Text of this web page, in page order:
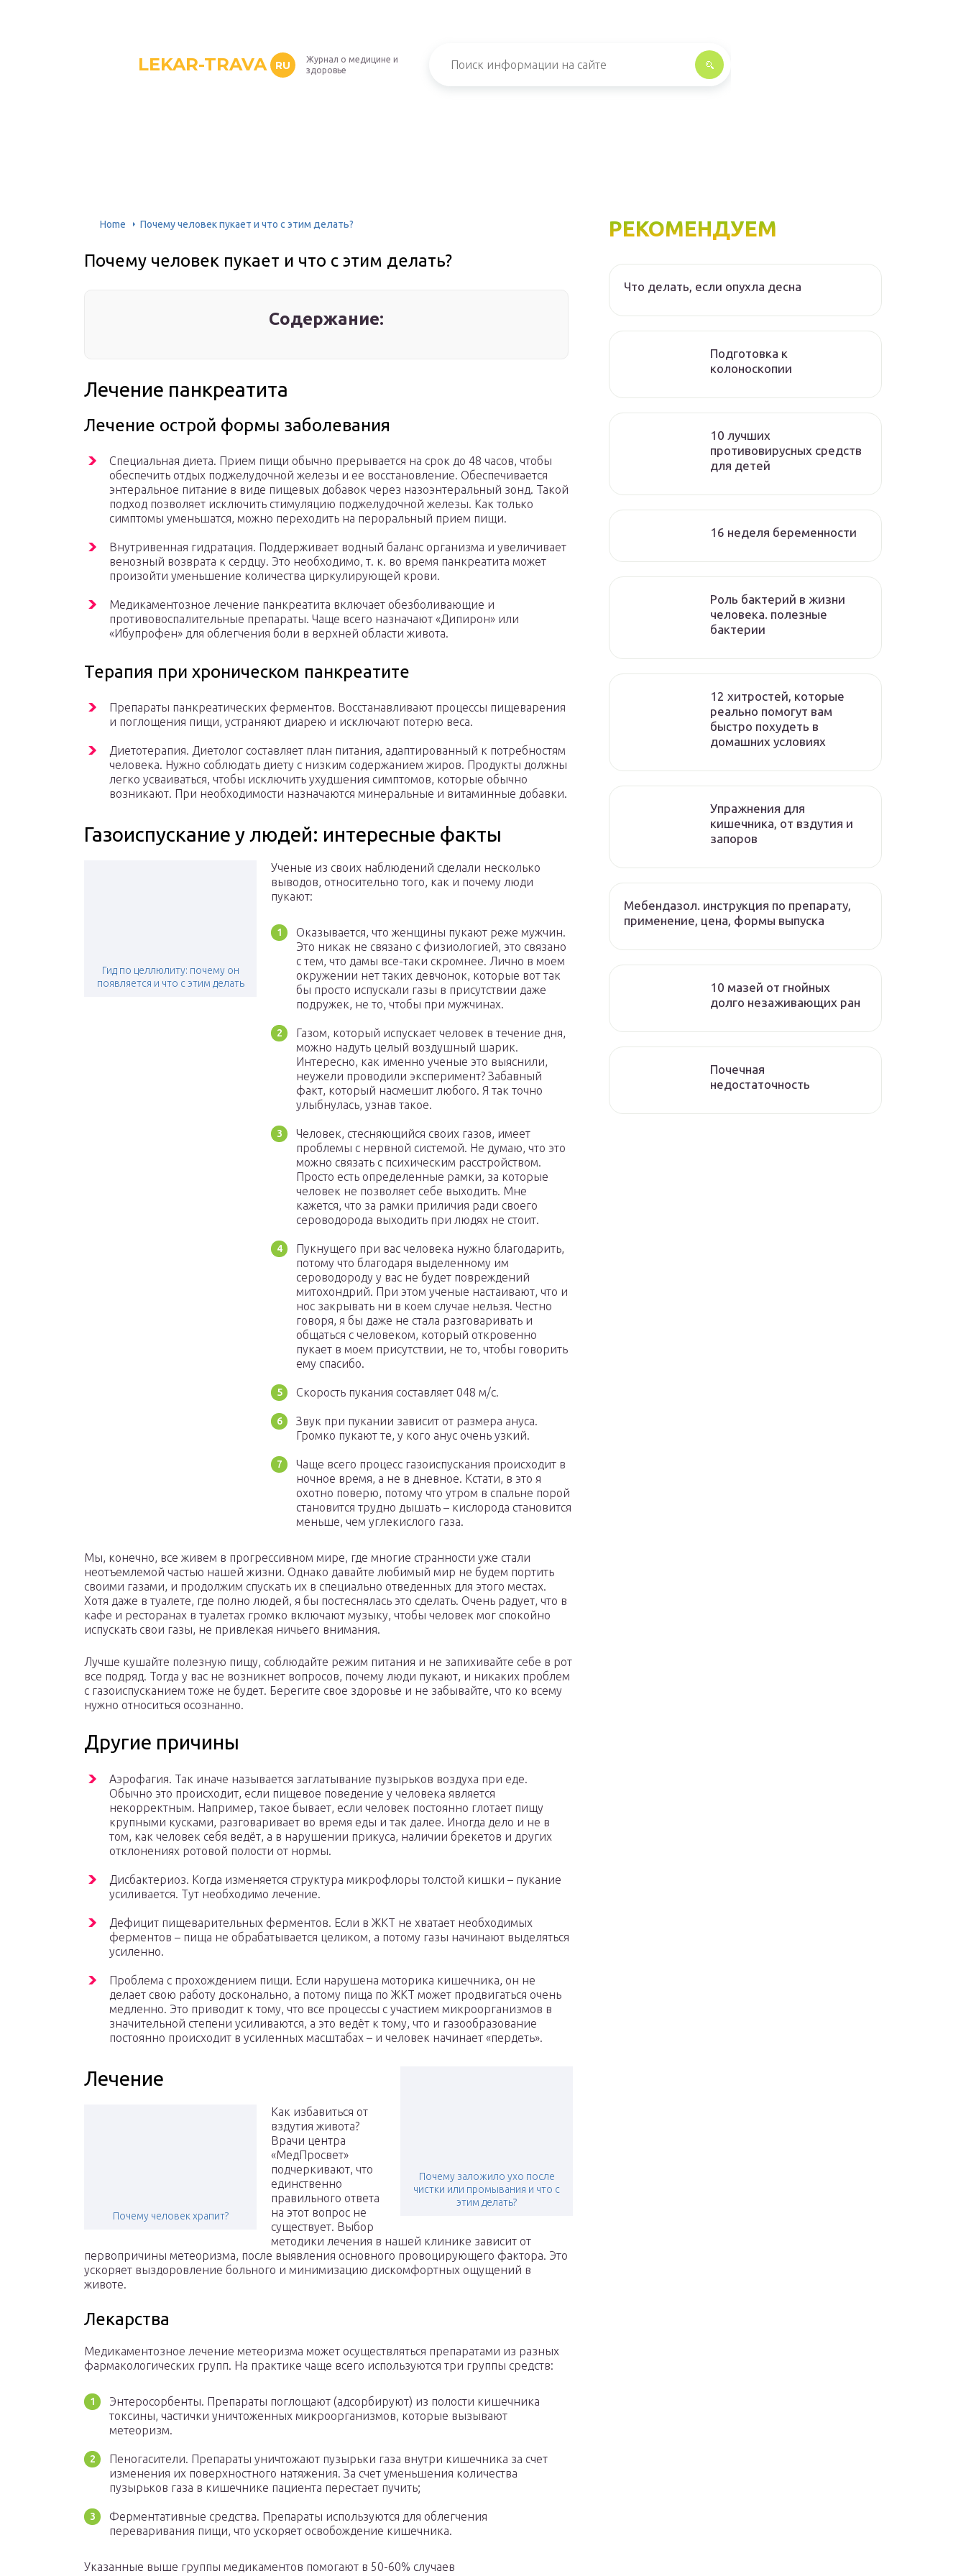
LEKAR-TRAVA RU
Журнал о медицине и
здоровье
Home Почему человек пукает и что с этим делать?
Почему человек пукает и что с этим делать?
Содержание:
Лечение панкреатита
Лечение острой формы заболевания
Специальная диета. Прием пищи обычно прерывается на срок до 48 часов, чтобы
обеспечить отдых поджелудочной железы и ее восстановление. Обеспечивается
энтеральное питание в виде пищевых добавок через назоэнтеральный зонд. Такой
подход позволяет исключить стимуляцию поджелудочной железы. Как только
симптомы уменьшатся, можно переходить на пероральный прием пищи.
Внутривенная гидратация. Поддерживает водный баланс организма и увеличивает
венозный возврата к сердцу. Это необходимо, т. к. во время панкреатита может
произойти уменьшение количества циркулирующей крови.
Медикаментозное лечение панкреатита включает обезболивающие и
противовоспалительные препараты. Чаще всего назначают «Дипирон» или
«Ибупрофен» для облегчения боли в верхней области живота.
Терапия при хроническом панкреатите
Препараты панкреатических ферментов. Восстанавливают процессы пищеварения
и поглощения пищи, устраняют диарею и исключают потерю веса.
Диетотерапия. Диетолог составляет план питания, адаптированный к потребностям
человека. Нужно соблюдать диету с низким содержанием жиров. Продукты должны
легко усваиваться, чтобы исключить ухудшения симптомов, которые обычно
возникают. При необходимости назначаются минеральные и витаминные добавки.
Газоиспускание у людей: интересные факты
Гид по целлюлиту: почему он
появляется и что с этим делать
Ученые из своих наблюдений сделали несколько
выводов, относительно того, как и почему люди
пукают:
Оказывается, что женщины пукают реже мужчин.
Это никак не связано с физиологией, это связано
с тем, что дамы все-таки скромнее. Лично в моем
окружении нет таких девчонок, которые вот так
бы просто испускали газы в присутствии даже
подружек, не то, чтобы при мужчинах.
Газом, который испускает человек в течение дня,
можно надуть целый воздушный шарик.
Интересно, как именно ученые это выяснили,
неужели проводили эксперимент? Забавный
факт, который насмешит любого. Я так точно
улыбнулась, узнав такое.
Человек, стесняющийся своих газов, имеет
проблемы с нервной системой. Не думаю, что это
можно связать с психическим расстройством.
Просто есть определенные рамки, за которые
человек не позволяет себе выходить. Мне
кажется, что за рамки приличия ради своего
сероводорода выходить при людях не стоит.
Пукнущего при вас человека нужно благодарить,
потому что благодаря выделенному им
сероводороду у вас не будет повреждений
митохондрий. При этом ученые настаивают, что и
нос закрывать ни в коем случае нельзя. Честно
говоря, я бы даже не стала разговаривать и
общаться с человеком, который откровенно
пукает в моем присутствии, не то, чтобы говорить
ему спасибо.
Скорость пукания составляет 048 м/с.
Звук при пукании зависит от размера ануса.
Громко пукают те, у кого анус очень узкий.
Чаще всего процесс газоиспускания происходит в
ночное время, а не в дневное. Кстати, в это я
охотно поверю, потому что утром в спальне порой
становится трудно дышать – кислорода становится
меньше, чем углекислого газа.
Мы, конечно, все живем в прогрессивном мире, где многие странности уже стали
неотъемлемой частью нашей жизни. Однако давайте любимый мир не будем портить
своими газами, и продолжим спускать их в специально отведенных для этого местах.
Хотя даже в туалете, где полно людей, я бы постеснялась это сделать. Очень радует, что в
кафе и ресторанах в туалетах громко включают музыку, чтобы человек мог спокойно
испускать свои газы, не привлекая ничьего внимания.
Лучше кушайте полезную пищу, соблюдайте режим питания и не запихивайте себе в рот
все подряд. Тогда у вас не возникнет вопросов, почему люди пукают, и никаких проблем
с газоиспусканием тоже не будет. Берегите свое здоровье и не забывайте, что ко всему
нужно относиться осознанно.
Другие причины
Аэрофагия. Так иначе называется заглатывание пузырьков воздуха при еде.
Обычно это происходит, если пищевое поведение у человека является
некорректным. Например, такое бывает, если человек постоянно глотает пищу
крупными кусками, разговаривает во время еды и так далее. Иногда дело и не в
том, как человек себя ведёт, а в нарушении прикуса, наличии брекетов и других
отклонениях ротовой полости от нормы.
Дисбактериоз. Когда изменяется структура микрофлоры толстой кишки – пукание
усиливается. Тут необходимо лечение.
Дефицит пищеварительных ферментов. Если в ЖКТ не хватает необходимых
ферментов – пища не обрабатывается целиком, а потому газы начинают выделяться
усиленно.
Проблема с прохождением пищи. Если нарушена моторика кишечника, он не
делает свою работу досконально, а потому пища по ЖКТ может продвигаться очень
медленно. Это приводит к тому, что все процессы с участием микроорганизмов в
значительной степени усиливаются, а это ведёт к тому, что и газообразование
постоянно происходит в усиленных масштабах – и человек начинает «пердеть».
Почему заложило ухо после
чистки или промывания и что с
этим делать?
Лечение
Почему человек храпит?
Как избавиться от
вздутия живота?
Врачи центра
«МедПросвет»
подчеркивают, что
единственно
правильного ответа
на этот вопрос не
существует. Выбор
методики лечения в нашей клинике зависит от
первопричины метеоризма, после выявления основного провоцирующего фактора. Это
ускоряет выздоровление больного и минимизацию дискомфортных ощущений в
животе.
Лекарства
Медикаментозное лечение метеоризма может осуществляться препаратами из разных
фармакологических групп. На практике чаще всего используются три группы средств:
Энтеросорбенты. Препараты поглощают (адсорбируют) из полости кишечника
токсины, частички уничтоженных микроорганизмов, которые вызывают
метеоризм.
Пеногасители. Препараты уничтожают пузырьки газа внутри кишечника за счет
изменения их поверхностного натяжения. За счет уменьшения количества
пузырьков газа в кишечнике пациента перестает пучить;
Ферментативные средства. Препараты используются для облегчения
переваривания пищи, что ускоряет освобождение кишечника.
Указанные выше группы медикаментов помогают в 50-60% случаев
РЕКОМЕНДУЕМ
Что делать, если опухла десна
Подготовка к
колоноскопии
10 лучших
противовирусных средств
для детей
16 неделя беременности
Роль бактерий в жизни
человека. полезные
бактерии
12 хитростей, которые
реально помогут вам
быстро похудеть в
домашних условиях
Упражнения для
кишечника, от вздутия и
запоров
Мебендазол. инструкция по препарату,
применение, цена, формы выпуска
10 мазей от гнойных
долго незаживающих ран
Почечная
недостаточность